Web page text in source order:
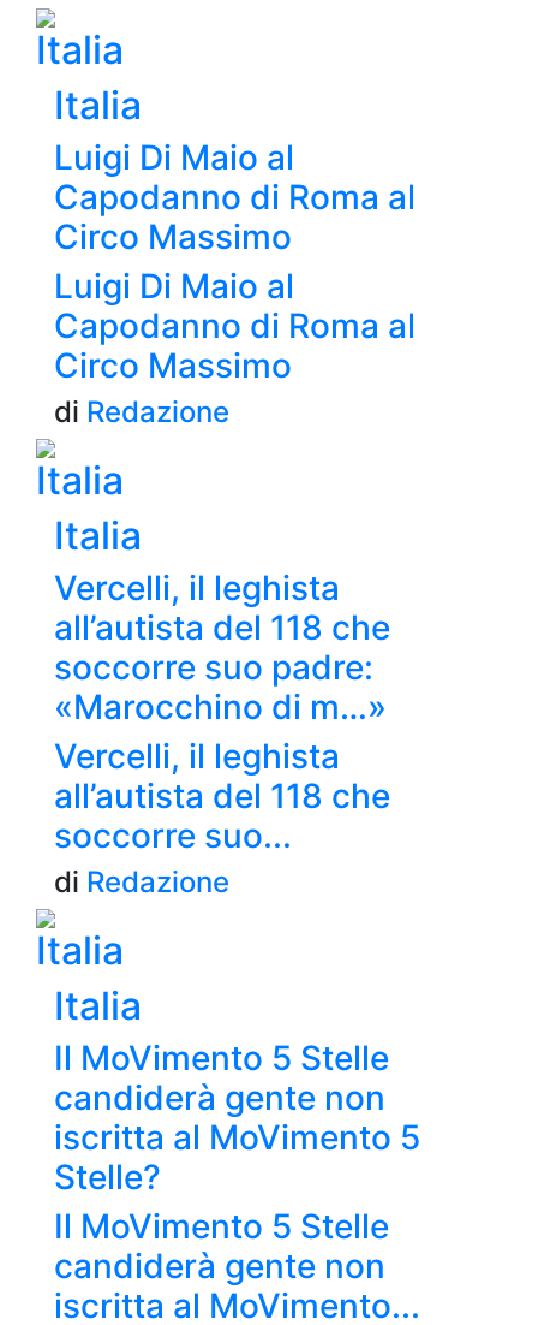
Italia
Italia
Luigi Di Maio al
Capodanno di Roma al
Circo Massimo
Luigi Di Maio al
Capodanno di Roma al
Circo Massimo
di Redazione
Italia
Italia
Vercelli, il leghista
all’autista del 118 che
soccorre suo padre:
«Marocchino di m…»
Vercelli, il leghista
all’autista del 118 che
soccorre suo...
di Redazione
Italia
Italia
Il MoVimento 5 Stelle
candiderà gente non
iscritta al MoVimento 5
Stelle?
Il MoVimento 5 Stelle
candiderà gente non
iscritta al MoVimento...